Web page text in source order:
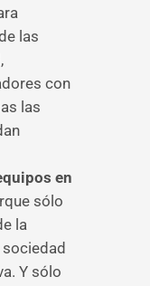
las
con
las
en
sólo
la
Y sólo